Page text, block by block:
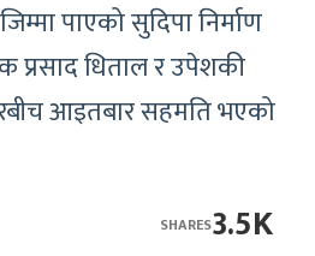
पाएको सुदिपा निर्माण
प्रसाद धिताल र उपेशकी
आइतबार सहमति भएको
3.5K
SHARES